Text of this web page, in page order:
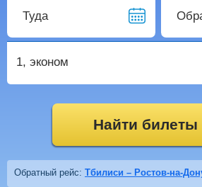
Туда
1, эконом
Найти билеты
Обратный рейс: Тбилиси – Ростов-на-